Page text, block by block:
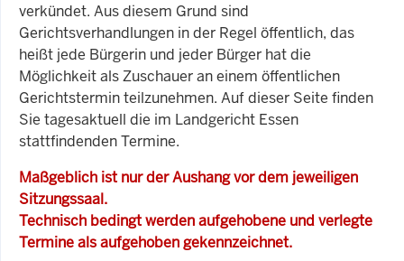
verkündet. Aus diesem Grund sind
Gerichtsverhandlungen in der Regel öffentlich, das
heißt jede Bürgerin und jeder Bürger hat die
Möglichkeit als Zuschauer an einem öffentlichen
Gerichtstermin teilzunehmen. Auf dieser Seite finden
Sie tagesaktuell die im Landgericht Essen
stattfindenden Termine.
Maßgeblich ist nur der Aushang vor dem jeweiligen
Sitzungssaal.
Technisch bedingt werden aufgehobene und verlegte
Termine als aufgehoben gekennzeichnet.